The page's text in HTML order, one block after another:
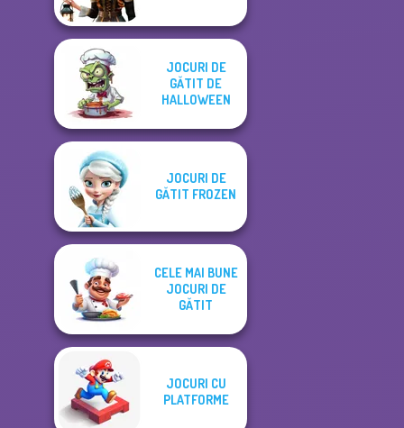
JOCURI DE
GĂTIT DE
HALLOWEEN
JOCURI DE
GĂTIT FROZEN
CELE MAI BUNE
JOCURI DE
GĂTIT
JOCURI CU
PLATFORME